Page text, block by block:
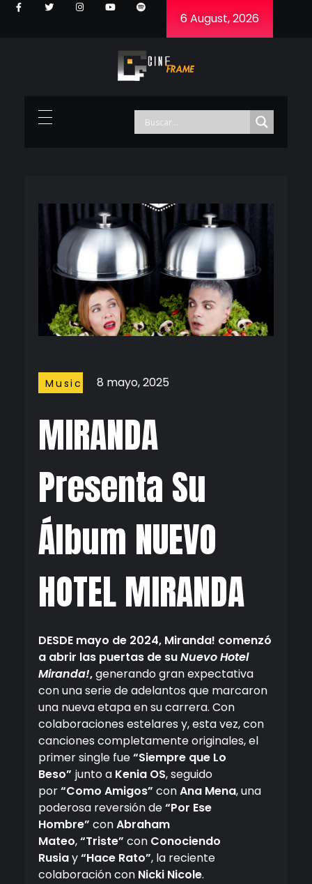
6 August, 2026
MIRANDA
Presenta Su
Álbum NUEVO
HOTEL MIRANDA
8 mayo, 2025
Music
DESDE mayo de 2024, Miranda! comenzó
a abrir las puertas de suNuevo Hotel
Miranda!,generando gran expectativa
con una serie de adelantos que marcaron
una nueva etapa en su carrera. Con
colaboraciones estelares y, esta vez, con
canciones completamente originales, el
primer single fue“Siempre que Lo
Beso” junto a Kenia OS, seguido
por“Como Amigos” conAna Mena, una
poderosa reversión de“Por Ese
Hombre” conAbraham
Mateo,“Triste” con Conociendo
Rusiay“Hace Rato”, la reciente
colaboración con Nicki Nicole.